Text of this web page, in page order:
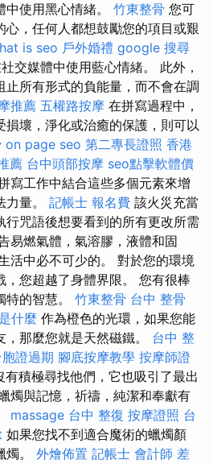
使用黑心情緒。 竹東整骨 您可
心，任何人都想鼓勵您的項目或艱
is seo 戶外婚禮 google 搜尋
交媒體中使用藍心情緒。 此外，
止所有形式的負能量，而不會在調
推薦 五權路按摩 在拼寫過程中，
損壞，淨化或治癒的保護，則可以
on page seo 第二專長證照 香港
薦 台中頭部按摩 seo點擊軟體價
寫工作中結合這些多個元素來增
量。 記帳士 報名費 該火災充當
行咒語後想要看到的所有更改所需
易燃氣體，氣溶膠，液體和固
活中必不可少的。 對於您的環境
，您超越了身體界限。 您有很棒
的智慧。 竹東整骨 台中 整骨
什麼 作為橙色的光環，如果您能
那麼您就是天然磁鐵。 台中 整
胞證過期 腳底按摩教學 按摩師證
有積極尋找他們，它也吸引了最出
燭與記憶，祈禱，純潔和奉獻有
massage 台中 整復 按摩證照 台
如果您找不到適合魔術的蠟燭顏
。 外燴佈置 記帳士 會計師 差